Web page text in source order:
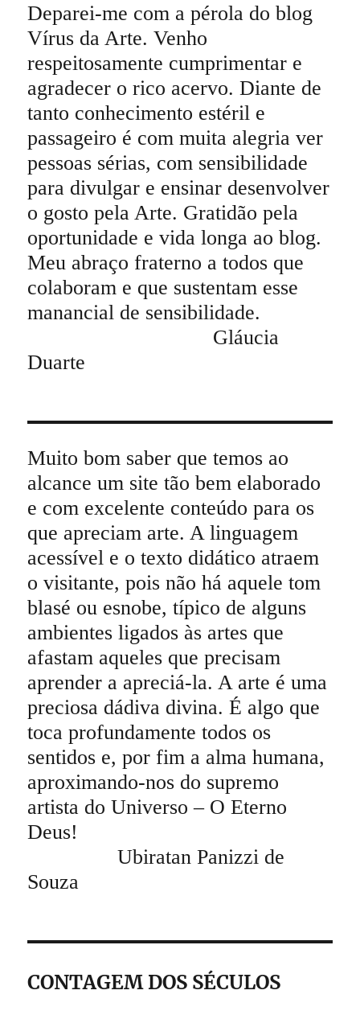
Deparei-me com a pérola do blog
Vírus da Arte. Venho
respeitosamente cumprimentar e
agradecer o rico acervo. Diante de
tanto conhecimento estéril e
passageiro é com muita alegria ver
pessoas sérias, com sensibilidade
para divulgar e ensinar desenvolver
o gosto pela Arte. Gratidão pela
oportunidade e vida longa ao blog.
Meu abraço fraterno a todos que
colaboram e que sustentam esse
manancial de sensibilidade.
Gláucia
Duarte
Muito bom saber que temos ao
alcance um site tão bem elaborado
e com excelente conteúdo para os
que apreciam arte. A linguagem
acessível e o texto didático atraem
o visitante, pois não há aquele tom
blasé ou esnobe, típico de alguns
ambientes ligados às artes que
afastam aqueles que precisam
aprender a apreciá-la. A arte é uma
preciosa dádiva divina. É algo que
toca profundamente todos os
sentidos e, por fim a alma humana,
aproximando-nos do supremo
artista do Universo – O Eterno
Deus!
Ubiratan Panizzi de
Souza
CONTAGEM DOS SÉCULOS